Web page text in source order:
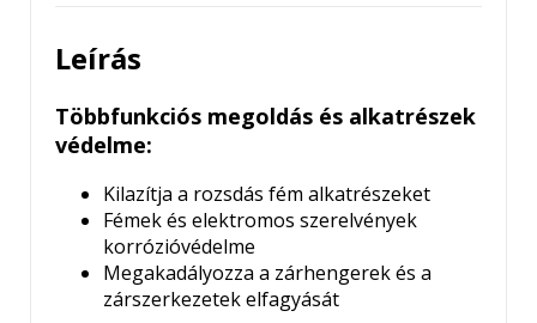
Leírás
Többfunkciós megoldás és alkatrészek
védelme:
Kilazítja a rozsdás fém alkatrészeket
Fémek és elektromos szerelvények
korrózióvédelme
Megakadályozza a zárhengerek és a
zárszerkezetek elfagyását